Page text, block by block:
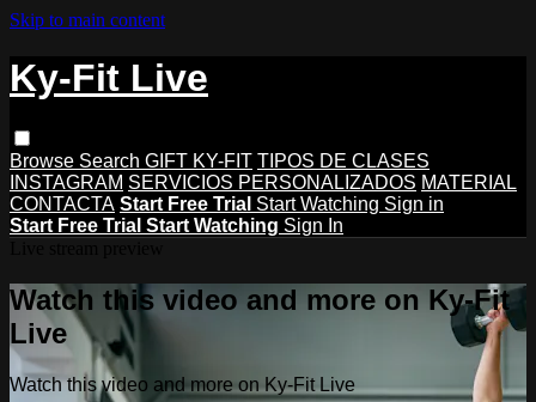
Skip to main content
Ky-Fit Live
Browse Search GIFT KY-FIT TIPOS DE CLASES
INSTAGRAM SERVICIOS PERSONALIZADOS MATERIAL
CONTACTA Start Free Trial Start Watching Sign in
Start Free Trial Start Watching Sign In
Watch this video and more on Ky-Fit
Live
Watch this video and more on Ky-Fit Live